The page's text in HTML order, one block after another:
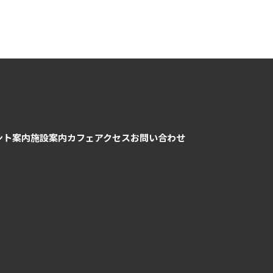
ト案内施設案内カフェアクセスお問い合わせ